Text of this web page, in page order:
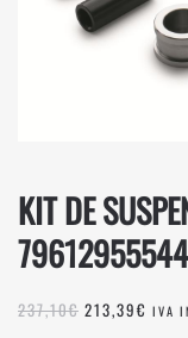
KIT DE
79612955544
237,10€ EL
213,39€ EL
IVA